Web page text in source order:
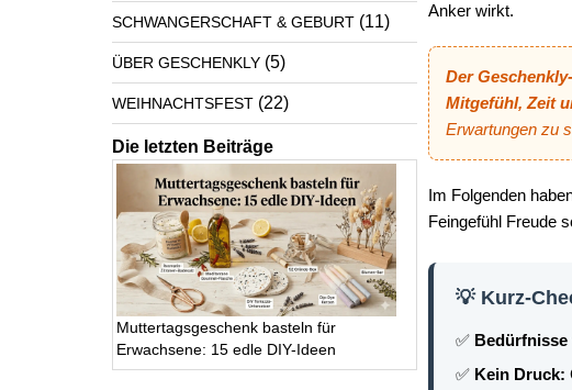
Anker wirkt.
Der
Mitgefühl, Zeit
Erwartungen zu
Im Folgenden
Feingefühl Freude
💡 Kurz-
✅
✅ Kein Druck:
SCHWANGERSCHAFT & GEBURT (11)
ÜBER GESCHENKLY (5)
WEIHNACHTSFEST (22)
Die letzten Beiträge
Muttertagsgeschenk basteln für
Erwachsene: 15 edle DIY-Ideen